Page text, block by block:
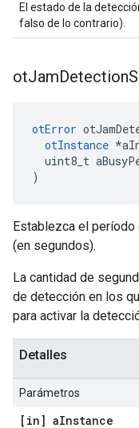
El estado de la
falso de lo contrario).
otJamDetection
otError
otInstance *
uint8_t
)
Establezca el período
(en segundos).
La cantidad de
de detección en los
para activar la
Detalles
Parámetros
[in] aInstance